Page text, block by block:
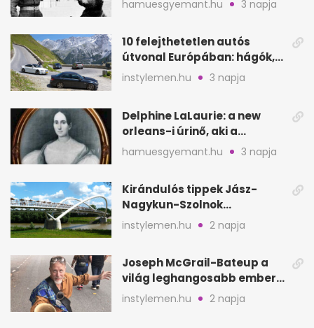
hamuesgyemant.hu 3 napja
10 felejthetetlen autós
útvonal Európában: hágók,
partok, fjordok
instylemen.hu 3 napja
Delphine LaLaurie: a new
orleans-i úrinő, aki a
padláson kínzott
hamuesgyemant.hu 3 napja
Kirándulós tippek Jász-
Nagykun-Szolnok
megyében: 6 kihagyhatatlan
hely
instylemen.hu 2 napja
Joseph McGrail-Bateup a
világ leghangosabb embere
lett Ausztráliából
instylemen.hu 2 napja